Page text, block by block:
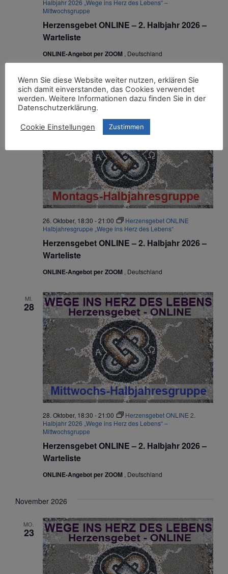
Herzensgebet ONLINE – 2. Halbjahr 2026 –
Warteliste
Halbjahr 2026 „Wege ins Herz des Lebens“ –
Mittwochsgruppe
ONLINE-Angebot per ZOOM , Deutschland
Oktober 2026
MO.
26
Herzensgebet ONLINE – 2. Halbjahr 2026 –
Warteliste
26. Oktober, 18:30 -21:00
Herzensgebet ONLINE
Halbjahresgruppe „Wege ins Herz des Lebens“
ONLINE-Angebot per ZOOM , Deutschland
MI.
28
Herzensgebet ONLINE – 2. Halbjahr 2026 –
Warteliste
28. Oktober, 18:30 -21:00
Herzensgebet ONLINE 2.
Halbjahr 2026 „Wege ins Herz des Lebens“ –
Mittwochsgruppe
ONLINE-Angebot per ZOOM , Deutschland
November 2026
MO.
23
Wenn Sie diese Website weiter nutzen, erklären Sie
sich damit einverstanden, das Cookies verwendet
werden. Weitere Informationen dazu finden Sie in der
Datenschutzerklärung.
Cookie Einstellungen Zustimmen